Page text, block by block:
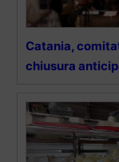
Catania,
chiusura